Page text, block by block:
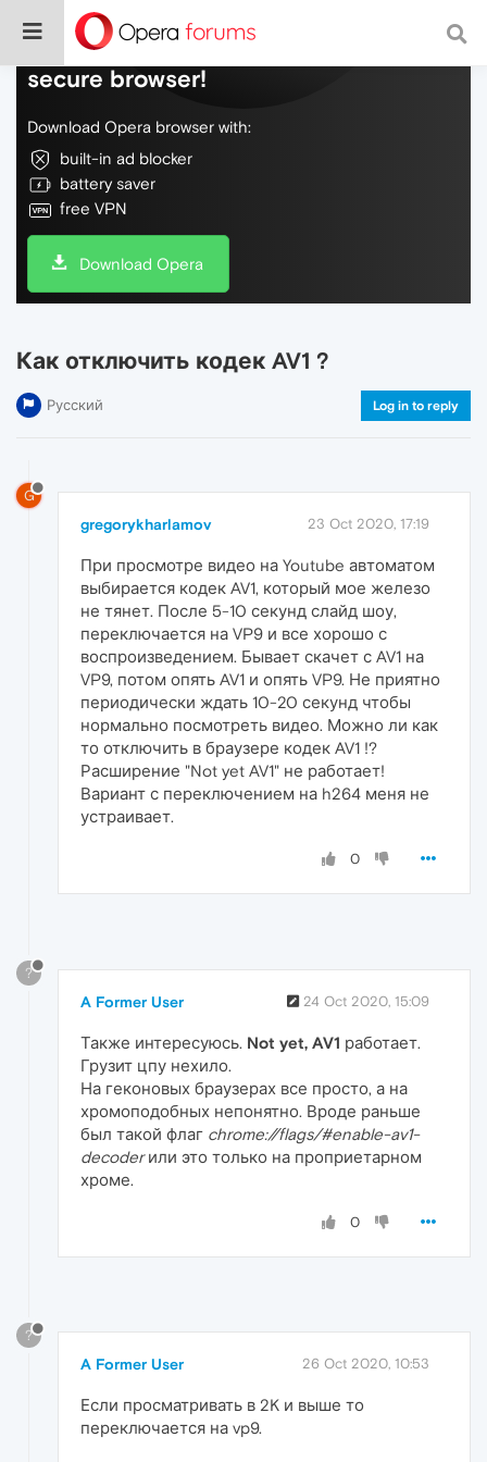
Do more on the web, with a fast and
secure browser!
Download Opera browser with:
built-in ad blocker
battery saver
free VPN
Download Opera
Как отключить кодек AV1 ?
Русский Log in to reply
G
gregorykharlamov 23 Oct 2020, 17:19
При просмотре видео на Youtube автоматом
выбирается кодек AV1, который мое железо
не тянет. После 5-10 секунд слайд шоу,
переключается на VP9 и все хорошо с
воспроизведением. Бывает скачет с AV1 на
VP9, потом опять AV1 и опять VP9. Не приятно
периодически ждать 10-20 секунд чтобы
нормально посмотреть видео. Можно ли как
то отключить в браузере кодек AV1 !?
Расширение "Not yet AV1" не работает!
Вариант с переключением на h264 меня не
устраивает.
0
?
A Former User 24 Oct 2020, 15:09
Также интересуюсь. Not yet, AV1 работает.
Грузит цпу нехило.
На геконовых браузерах все просто, а на
хромоподобных непонятно. Вроде раньше
был такой флаг chrome://flags/#enable-av1-
decoderили это только на проприетарном
хроме.
0
?
A Former User 26 Oct 2020, 10:53
Если просматривать в 2K и выше то
переключается на vp9.